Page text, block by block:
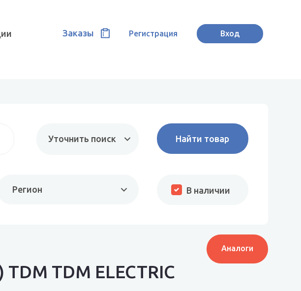
Заказы Регистрация Вход
Уточнить поиск
Регион В наличии
Аналоги
TDM ELECTRIC